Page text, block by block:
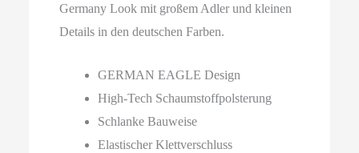
Germany Look mit großem Adler und kleinen
Details in den deutschen Farben.
GERMAN EAGLE Design
High-Tech Schaumstoffpolsterung
Schlanke Bauweise
Elastischer Klettverschluss